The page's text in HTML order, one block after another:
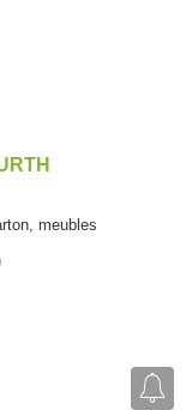
meubles